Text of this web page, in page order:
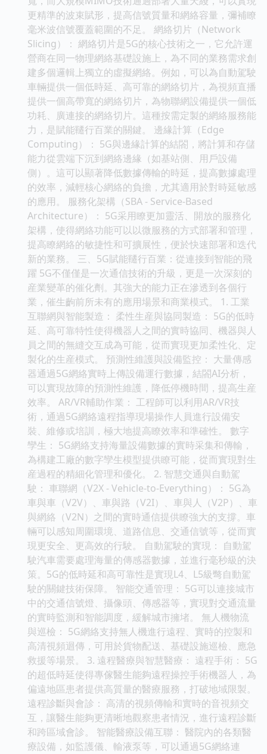
更精準的波束賦形，提高信號質量和網絡容量，彌補瞭
毫米波信號覆蓋範圍的不足。 網絡切片（Network
Slicing）： 網絡切片是5G的核心技術之一，它允許運
營商在同一物理網絡基礎設施上，為不同的業務需求創
建多個邏輯上獨立的虛擬網絡。例如，可以為自動駕駛
車輛提供一個低時延、高可靠的網絡切片，為視頻直播
提供一個高帶寬的網絡切片，為物聯網設備提供一個低
功耗、廣連接的網絡切片。這種按需定製的網絡服務能
力，是賦能韆行百業的關鍵。 邊緣計算（Edge
Computing）： 5G與邊緣計算的結閤，將計算和存儲
能力從雲端下沉到網絡邊緣（如基站側、用戶設備
側）。這可以顯著降低數據傳輸的時延，提高數據處理
的效率，減輕核心網絡的負擔，尤其適用於對時延敏感
的應用。 服務化架構（SBA - Service-Based
Architecture）： 5G采用瞭更加靈活、開放的服務化
架構，使得網絡功能可以以微服務的方式部署和管理，
提高瞭網絡的敏捷性和可擴展性，便於快速部署和迭代
新的業務。 三、5G賦能韆行百業：從連接到智能的飛
躍 5G不僅僅是一次通信技術的升級，更是一次深刻的
産業變革的催化劑。其強大的能力正在滲透到各個行
業，催生齣前所未有的應用場景和商業模式。 1. 工業
互聯網與智能製造： 柔性生産與協同製造： 5G的低時
延、高可靠特性使得機器人之間的實時協同、機器與人
員之間的無縫交互成為可能，從而實現更加柔性化、定
製化的生産模式。 預測性維護與設備監控： 大量傳感
器通過5G網絡實時上傳設備運行數據，結閤AI分析，
可以實現故障的預測性維護，降低停機時間，提高生産
效率。 AR/VR輔助作業： 工程師可以利用AR/VR技
術，通過5G網絡遠程指導現場操作人員進行設備安
裝、維修或培訓，極大地提高瞭效率和準確性。 數字
孿生： 5G網絡支持海量設備數據的實時采集和傳輸，
為構建工廠的數字孿生模型提供瞭可能，從而實現對生
産過程的精細化管理和優化。 2. 智慧交通與自動駕
駛： 車聯網（V2X - Vehicle-to-Everything）： 5G為
車與車（V2V）、車與路（V2I）、車與人（V2P）、車
與網絡（V2N）之間的實時通信提供瞭強大的支撐。車
輛可以感知周圍環境、道路信息、交通信號等，從而實
現更安全、更高效的行駛。 自動駕駛的實現： 自動駕
駛汽車需要處理海量的傳感器數據，並進行毫秒級的決
策。5G的低時延和高可靠性是實現L4、L5級彆自動駕
駛的關鍵技術保障。 智能交通管理： 5G可以連接城市
中的交通信號燈、攝像頭、傳感器等，實現對交通流量
的實時監測和智能調度，緩解城市擁堵。 無人機物流
與巡檢： 5G網絡支持無人機進行遠程、實時的控製和
高清視頻迴傳，可用於貨物配送、基礎設施巡檢、應急
救援等場景。 3. 遠程醫療與智慧醫療： 遠程手術： 5G
的超低時延使得專傢醫生能夠遠程操控手術機器人，為
偏遠地區患者提供高質量的醫療服務，打破地域限製。
遠程診斷與會診： 高清的視頻傳輸和實時的音視頻交
互，讓醫生能夠更清晰地觀察患者情況，進行遠程診斷
和跨區域會診。 智能醫療設備互聯： 醫院內的各類醫
療設備，如監護儀、輸液泵等，可以通過5G網絡連